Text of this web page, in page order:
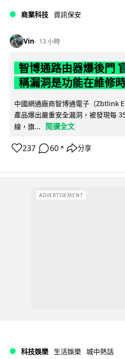
商業科技 資訊保安
Vin 13 小時
智博通路由器爆後門
稱漏洞是功能在維修
中國網通廠商智博通電子（Zbtlink
產品爆出嚴重安全漏洞，被發現每
線，旗...
閱讀全文
237 60 ↗ 分享
ADVERTISEMENT
科技娛樂 生活娛樂 城中熱話